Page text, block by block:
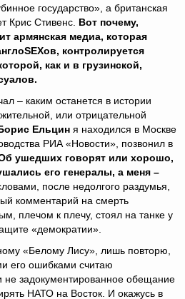
государство», а британская
Крис Стивенс. Вот почему,
армянская медиа, которая
SEXов, контролируется
как и в грузинской,
– каким останется в истории
или отрицательной
Ельцин я находился в Москве
РИА «Новости», позвонил в
ушедших говорят или хорошо,
его генералы, а меня –
после недолгого раздумья,
комментарий на смерть
плечом к плечу, стоял на танке у
«демократии».
«Белому Лису», лишь повторю,
его ошибками считаю
задокументированное обещание
НАТО на Восток. И окажусь в